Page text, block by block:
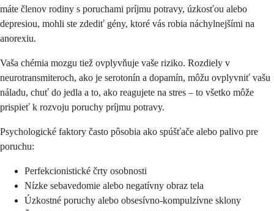
máte členov rodiny s poruchami príjmu potravy, úzkosťou alebo
depresiou, mohli ste zdediť gény, ktoré vás robia náchylnejšími na
anorexiu.
Vaša chémia mozgu tiež ovplyvňuje vaše riziko. Rozdiely v
neurotransmiteroch, ako je serotonín a dopamín, môžu ovplyvniť vašu
náladu, chuť do jedla a to, ako reagujete na stres – to všetko môže
prispieť k rozvoju poruchy príjmu potravy.
Psychologické faktory často pôsobia ako spúšťače alebo palivo pre
poruchu:
Perfekcionistické črty osobnosti
Nízke sebavedomie alebo negatívny obraz tela
Úzkostné poruchy alebo obsesívno-kompulzívne sklony